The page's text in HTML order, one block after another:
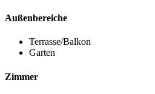
Außenbereiche
Terrasse/Balkon
Garten
Zimmer